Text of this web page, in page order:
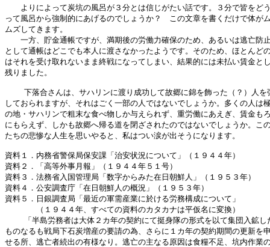
よりによって炭坑の風呂が３分とは信じがたい話です。３分で皆をど
って風呂から強制的にあげるのでしょうか？　この文章を書くだけで体が
ムズしてきます。
一方、貯金通帳ですが、満期後の労働力確保のため、あるいは逃亡防
として通帳はどこでも本人に渡さなかったようです。そのため、ほとんど
はそれを受け取れないまま終戦になってしまい、結果的には未払い賃金と
残りました。
下落合さんは、サハリンに渡り成功して故郷に錦を飾った（？）人を
しておられますが、それはごく一部の人ではないでしょうか。多くの人は
の地・サハリンで粗末な食べ物しか与えられず、重労働にあえぎ、賃金も
にもらえず、しかも故郷へ帰る道を閉ざされたのではないでしょうか。こ
たちの悲惨な人生を思いやると、私はつい涙が出そうになります。
資料１．内務省警保局保安課「治安状況について」（１９４４年）
資料２．「高等外事月報」（１９４４年５１号）
資料３．法務省入国管理局「数字からみた在日朝鮮人」（１９５３年）
資料４．公安調査庁「在日朝鮮人の概況」（１９５３年）
資料５．日銀調査局「最近の軍需産業に於ける労務構成について」
（１９４４年、すべての資料のカタカナは平仮名に変換）
「半島労務者は大体２カ年の契約にて挺身隊の形式を以て集団入鉱し
ものなるも戦局下石炭増産の要請の為、さらに１カ年の契約期間の更新を
せる所、逃亡者続出の有様なり。逃亡の主なる原因は食糧不足、坑内作業